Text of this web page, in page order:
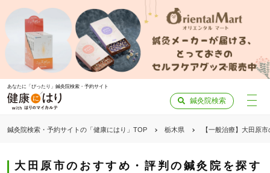
あなたに「ぴったり」鍼灸院検索・予約サイト
鍼灸院検索
鍼灸院検索・予約サイトの「健康にはり」TOP 栃木県 【一般治療】大田原
大田原市のおすすめ・評判の鍼灸院を探す